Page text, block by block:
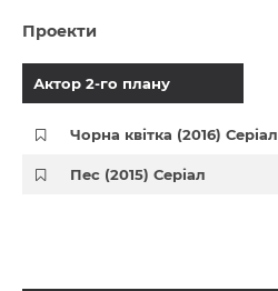
Проекти
Актор 2-го плану
Чорна квітка (2016) Серіал
Пес (2015) Серіал